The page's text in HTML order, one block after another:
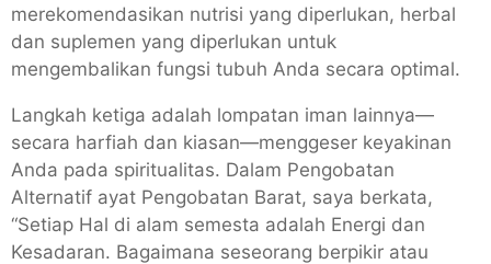
merekomendasikan nutrisi yang diperlukan, herbal
dan suplemen yang diperlukan untuk
mengembalikan fungsi tubuh Anda secara optimal.
Langkah ketiga adalah lompatan iman lainnya—
secara harfiah dan kiasan—menggeser keyakinan
Anda pada spiritualitas. Dalam Pengobatan
Alternatif ayat Pengobatan Barat, saya berkata,
“Setiap Hal di alam semesta adalah Energi dan
Kesadaran. Bagaimana seseorang berpikir atau